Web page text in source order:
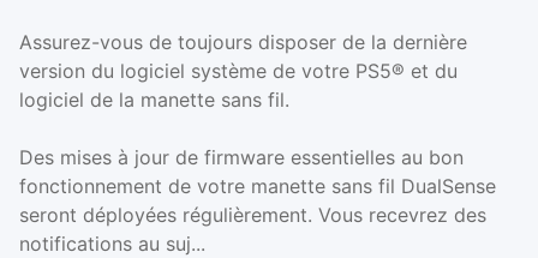
Assurez-vous de toujours disposer de la dernière
version du logiciel système de votre PS5® et du
logiciel de la manette sans fil.
Des mises à jour de firmware essentielles au bon
fonctionnement de votre manette sans fil DualSense
seront déployées régulièrement. Vous recevrez des
notifications au suj...